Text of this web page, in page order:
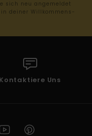
sich neu angemeldet
deiner Willkommens-
Kontaktiere Uns